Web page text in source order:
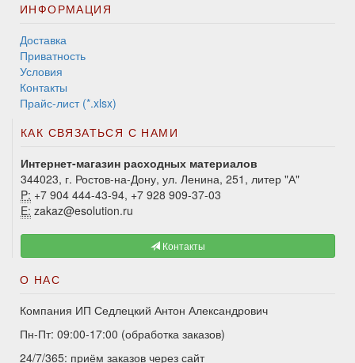
ИНФОРМАЦИЯ
Доставка
Приватность
Условия
Контакты
Прайс-лист (*.xlsx)
КАК СВЯЗАТЬСЯ С НАМИ
Интернет-магазин расходных материалов
344023, г. Ростов-на-Дону, ул. Ленина, 251, литер "А"
P: +7 904 444-43-94, +7 928 909-37-03
E: zakaz@esolution.ru
Контакты
О НАС
Компания ИП Седлецкий Антон Александрович
Пн-Пт: 09:00-17:00 (обработка заказов)
24/7/365: приём заказов через сайт